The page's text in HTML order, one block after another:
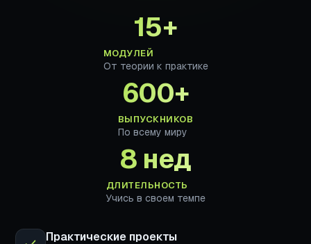
15+
МОДУЛЕЙ
От теории к практике
600+
ВЫПУСКНИКОВ
По всему миру
8 нед
ДЛИТЕЛЬНОСТЬ
Учись в своем темпе
Практические проекты